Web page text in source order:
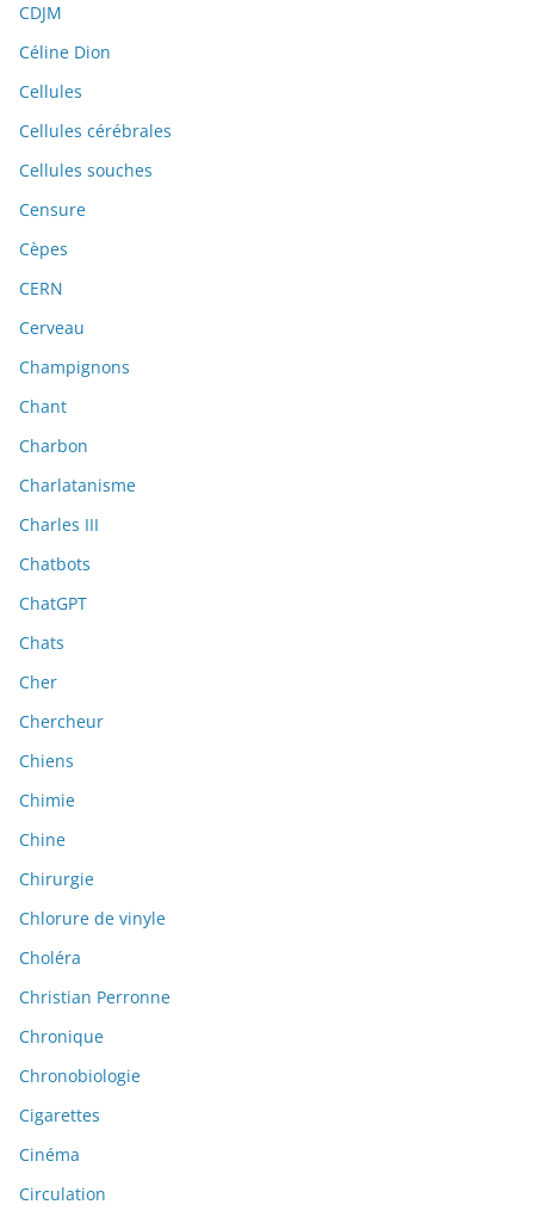
CDJM
Céline Dion
Cellules
Cellules cérébrales
Cellules souches
Censure
Cèpes
CERN
Cerveau
Champignons
Chant
Charbon
Charlatanisme
Charles III
Chatbots
ChatGPT
Chats
Cher
Chercheur
Chiens
Chimie
Chine
Chirurgie
Chlorure de vinyle
Choléra
Christian Perronne
Chronique
Chronobiologie
Cigarettes
Cinéma
Circulation